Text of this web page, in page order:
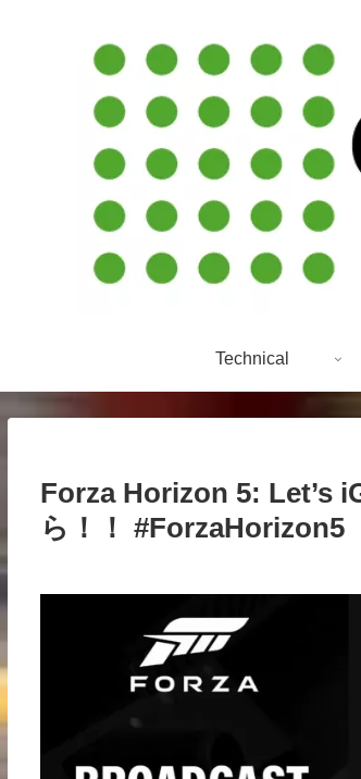
Technical
Forza Horizon 5: Let’s
ら！！ #ForzaHorizon5